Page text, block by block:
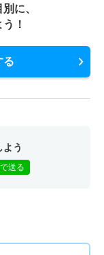
に、
！
る
う
送る